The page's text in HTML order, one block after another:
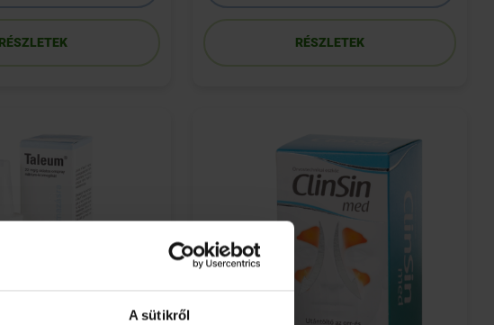
A sütikről
RÉSZLETEK RÉSZLETEK